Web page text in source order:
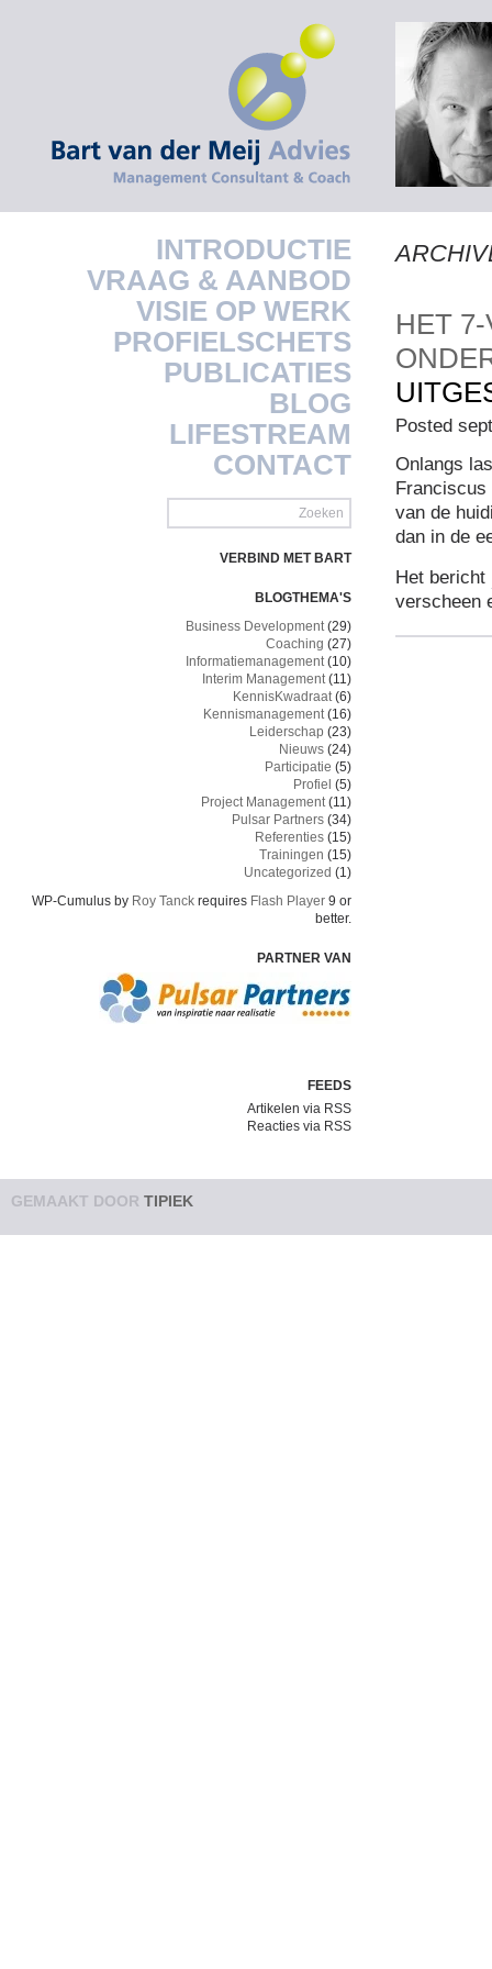
INTRODUCTIE
VRAAG & AANBOD
VISIE OP WERK
PROFIELSCHETS
PUBLICATIES
BLOG
LIFESTREAM
CONTACT
VERBIND MET BART
BLOGTHEMA'S
Business Development(29)
Coaching (27)
Informatiemanagement(10)
Interim Management(11)
KennisKwadraat(6)
Kennismanagement(16)
Leiderschap (23)
Nieuws (24)
Participatie (5)
Profiel (5)
Project Management(11)
Pulsar Partners (34)
Referenties (15)
Trainingen (15)
Uncategorized (1)
WP-Cumulus by Roy Tanck requires Flash Player 9 or
better.
PARTNER VAN
FEEDS
Artikelen via RSS
Reacties via RSS
HET
Posted
Onlangs
Franciscus
van de
dan in de
Het bericht
verscheen
GEMAAKT DOOR TIPIEK